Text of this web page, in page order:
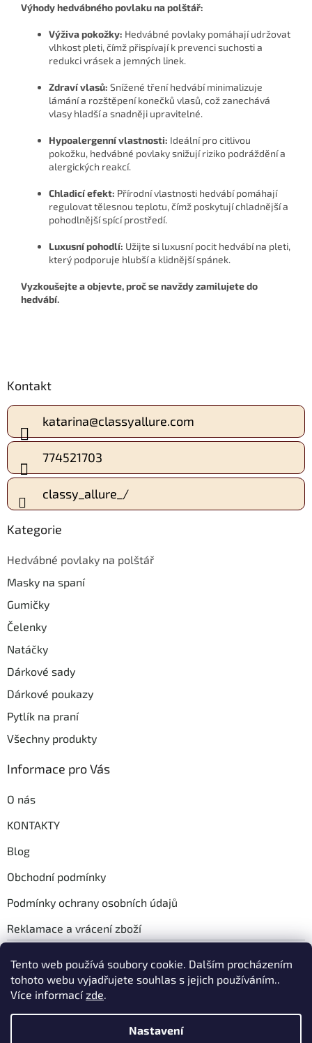
Tento web používá soubory cookie. Dalším procházením
tohoto webu vyjadřujete souhlas s jejich používáním..
Více informacízde.
Nastavení
Výhody hedvábného povlaku na polštář:
Výživa pokožky: Hedvábné povlaky pomáhají udržovat
vlhkost pleti, čímž přispívají k prevenci suchosti a
redukci vrásek a jemných linek.
Zdraví vlasů: Snížené tření hedvábí minimalizuje
lámání a rozštěpení konečků vlasů, což zanechává
vlasy hladší a snadněji upravitelné.
Hypoalergenní vlastnosti: Ideální pro citlivou
pokožku, hedvábné povlaky snižují riziko podráždění a
alergických reakcí.
Chladicí efekt: Přírodní vlastnosti hedvábí pomáhají
regulovat tělesnou teplotu, čímž poskytují chladnější a
pohodlnější spící prostředí.
Luxusní pohodlí: Užijte si luxusní pocit hedvábí na pleti,
který podporuje hlubší a klidnější spánek.
Vyzkoušejte a objevte, proč se navždy zamilujete do
hedvábí.
á
p
t
í
Kontakt
katarina@classyallure.com
774521703
classy_allure_/
Kategorie
Hedvábné povlaky na polštář
Masky na spaní
Gumičky
Čelenky
Natáčky
Dárkové sady
Dárkové poukazy
Pytlík na praní
Všechny produkty
Informace pro Vás
O nás
KONTAKTY
Blog
Obchodní podmínky
Podmínky ochrany osobních údajů
Reklamace a vrácení zboží
Instagram
Sledovat na Instagramu